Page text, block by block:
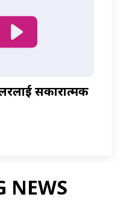
सकारात्मक
NEWS